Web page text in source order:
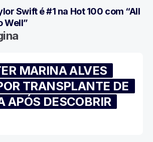
Swift é #1 na Hot 100 com “All
Well”
MARINA ALVES
TRANSPLANTE DE
APÓS DESCOBRIR